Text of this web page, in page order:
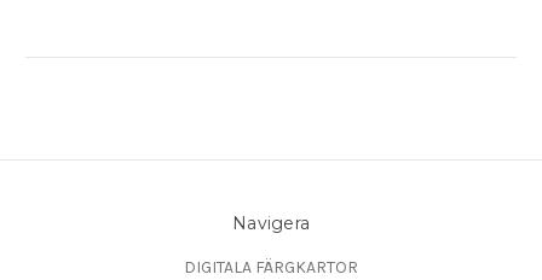
Navigera
DIGITALA FÄRGKARTOR